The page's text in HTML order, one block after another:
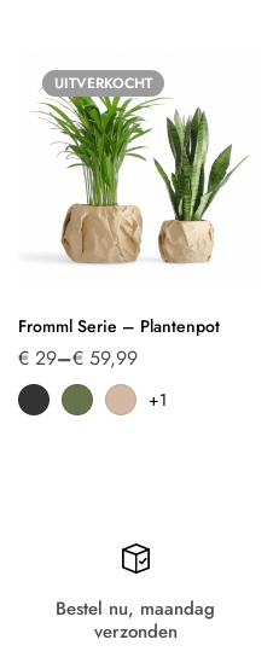
UITVERKOCHT
Fromml Serie – Plantenpot
€ 29–€ 59,99
+1
Bestel nu, maandag
verzonden